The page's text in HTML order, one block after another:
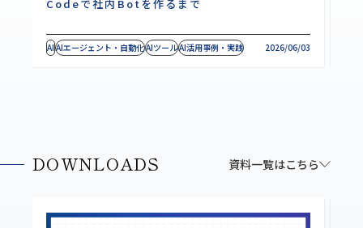
Codeで社内Botを作るまで
AI AIエージェント・自動化AIツールAI活用事例・実践 2026/06/03
DOWNLOADS 資料一覧はこちら